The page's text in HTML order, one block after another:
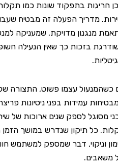
חריגות בתפקוד שונות כמו תקלות
מדריך הפעלה זה מבטיח שעבור
מנגנון מדויקת, שמעניקה
בזכות כך שאין הנעילה חשופה
עצמו פשוט, התצורה שלו
עמידות בפני ניסיונות
מסוגל לספק שנים ארוכות של
כל תיקון שנדרש במושך הזמן
וניקוי, דבר שמספק למשתמש